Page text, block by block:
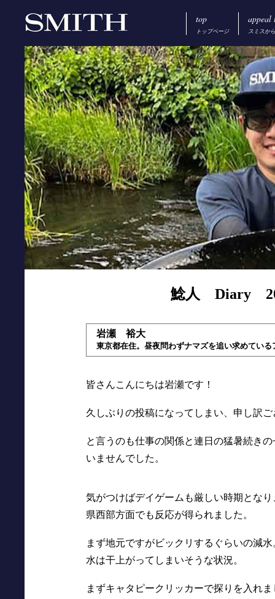
top
トップページ
appeal
スミスか
鯰人 Diary
岩瀬 裕大
東京都在住。昼夜問わずナマズを追い求めている
皆さんこんにちは岩瀬です！
久しぶりの投稿になってしまい、申し訳
と言うのも仕事の関係と連日の猛暑続き
いませんでした。
気がつけばデイゲームも厳しい時期とな
県西部方面でも反応が得られました。
まず地元ですがビックリするぐらいの減
水は干上がってしまいそうな状況。
まずキャタピークリッカーで探りを入れ